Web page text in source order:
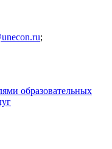
;
образовательных